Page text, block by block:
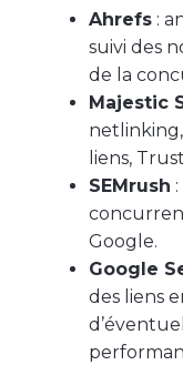
Ahrefs :
suivi des
de la
Majestic
liens,
SEMrush
Google.
Google
des liens